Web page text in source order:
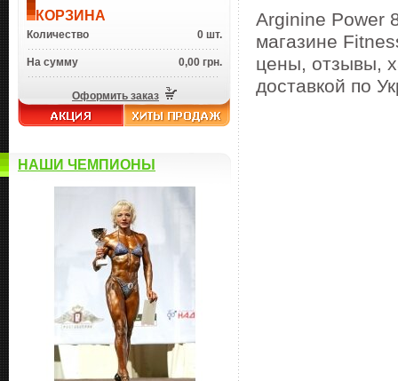
КОРЗИНА
Количество 0 шт.
На сумму 0,00 грн.
Оформить заказ
НАШИ ЧЕМПИОНЫ
Arginine Power
магазине
цены, отзывы,
доставкой по